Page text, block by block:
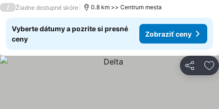
/
Žiadne dostupné skóre 0.8 km >> Centrum mesta
Vyberte dátumy a pozrite si presné
ceny
Zobraziť ceny
Zdieľať